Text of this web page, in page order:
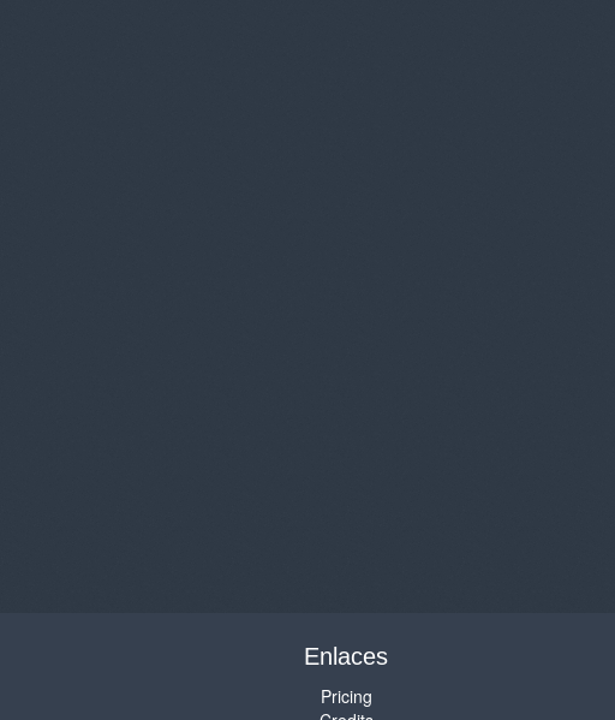
Enlaces
Pricing